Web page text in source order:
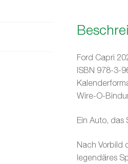
Ford Capri
ISBN 978-3-
Wire-O-
Ein Auto, das
Nach Vorbild
legendäres